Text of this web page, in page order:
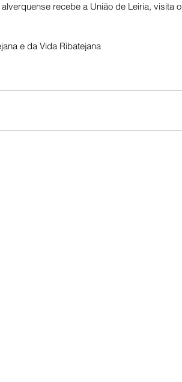
recebe a União de Leiria, visita o
e da Vida Ribatejana